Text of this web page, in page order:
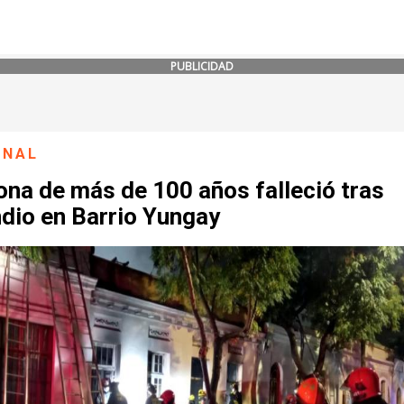
PUBLICIDAD
de más de 100 años falleció tras
en Barrio Yungay